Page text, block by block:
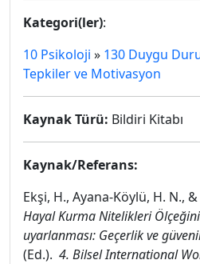
Kategori(ler):
10 Psikoloji » 130 Duygu
Tepkiler ve Motivasyon
Kaynak Türü: Bildiri Kitabı
Kaynak/Referans:
Ekşi, H., Ayana-Köylü, H. N.,
Hayal Kurma Nitelikleri
uyarlanması: Geçerlik ve
(Ed.). 4. Bilsel International